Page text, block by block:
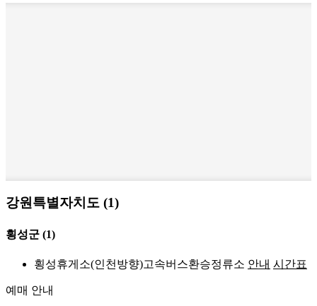
강원특별자치도 (1)
횡성군 (1)
횡성휴게소(인천방향)고속버스환승정류소 안내 시간표
예매 안내